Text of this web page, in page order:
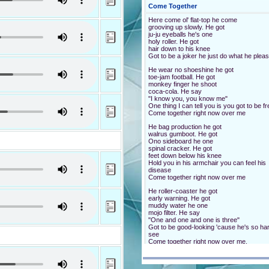
You know I love you
I'll always be true
So please, love me do
Whoa, love me do
Yeah, love me do
Whoa, oh, love me do
Do You Want To Know A Secret
You'll never know how much I really love
You'll never know how much I really care.
Listen, do you want to know a secret?
Do you promise not to tell?
Closer, let me whisper in your ear,
Say the words you long to hear, I'm in love
with you.
I've known the secret for a week or two,
Nobody knows, just we two.
It Won't Be Long
It won't be long yeh-yeah, yeh-yeah, yeh-
yeah,
It won't be long yeh-yeah, yeh-yeah, yeh-
yeah,
It won't be long yeh-yeah till I belong to
Ev'ry night when ev'rybody has fun
It won't be long yeh-yeah, yeh-yeah, yeh-
My baby don't care
Yesterday
Yesterday
all my troubles seemed so far away,
Now it looks as though they're here to
Suddenly
I'm not half the man I used to be,
There's a shadow hanging over me.
Oh, yesterday came suddenly.
Why she had to go,
I said something wrong,
now I long for yesterday.
Yesterday
love was such an easy game to play.
Now I need a place to hide away.
Oh, I believe in yesterday.
Norwegian Wood (This Bird Has
I once had a girl,
or should I say, she once had me
She showed me her room,
isn't it good, norwegian wood?
Come Together
Here come ol' flat-top he come
grooving up slowly. He got
ju-ju eyeballs he's one
holy roller. He got
hair down to his knee
Got to be a joker he just do what he
He wear no shoeshine he got
toe-jam football. He got
monkey finger he shoot
coca-cola. He say
"I know you, you know me"
One thing I can tell you is you got to be
Come together right now over me
He bag production he got
walrus gumboot. He got
Ono sideboard he one
spinal cracker. He got
feet down below his knee
Hold you in his armchair you can feel his
disease
Come together right now over me
He roller-coaster he got
early warning. He got
muddy water he one
mojo filter. He say
"One and one and one is three"
Got to be good-looking 'cause he's so
see
Come together right now over me.